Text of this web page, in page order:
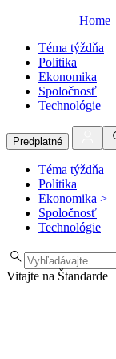
Home
Téma týždňa
Politika
Ekonomika
Spoločnosť
Technológie
Predplatné
Téma týždňa
Politika
Ekonomika >
Spoločnosť
Technológie
Vitajte na Štandarde